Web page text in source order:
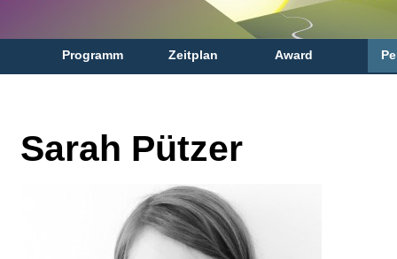
Programm Zeitplan Award
Sarah Pützer